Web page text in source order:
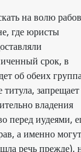
на волю
где юристы
срок, в
об обеих
запрещает
владения
перед иудеями,
а именно могут
речь прежде),